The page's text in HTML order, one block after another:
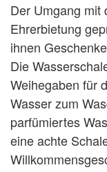
Der Umgang mit
Ehrerbietung
ihnen
Die
Weihegaben für
Wasser zum
parfümiertes
eine achte